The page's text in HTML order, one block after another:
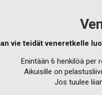
vie teidät veneretkelle
Enintään 6 henkilöä per
Aikuisille on
Jos tuulee